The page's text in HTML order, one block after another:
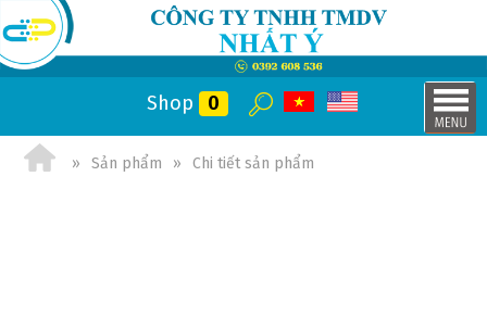
Shop 0
Sản phẩm Chi tiết sản phẩm